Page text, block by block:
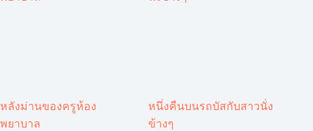
หลังม่านของครูห้อง
พยาบาล
หนึ่งคืนบนรถบัสกับสาวนั่ง
ข้างๆ